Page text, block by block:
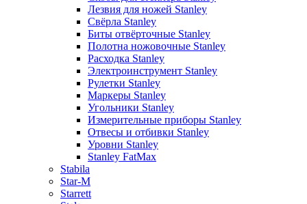
Лезвия для ножей Stanley
Свёрла Stanley
Биты отвёрточные Stanley
Полотна ножовочные Stanley
Расходка Stanley
Электроинструмент Stanley
Рулетки Stanley
Маркеры Stanley
Угольники Stanley
Измерительные приборы Stanley
Отвесы и отбивки Stanley
Уровни Stanley
Stanley FatMax
Stabila
Star-M
Starrett